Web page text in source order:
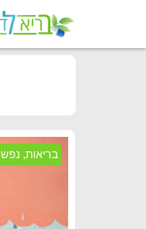
בריאות, נפש